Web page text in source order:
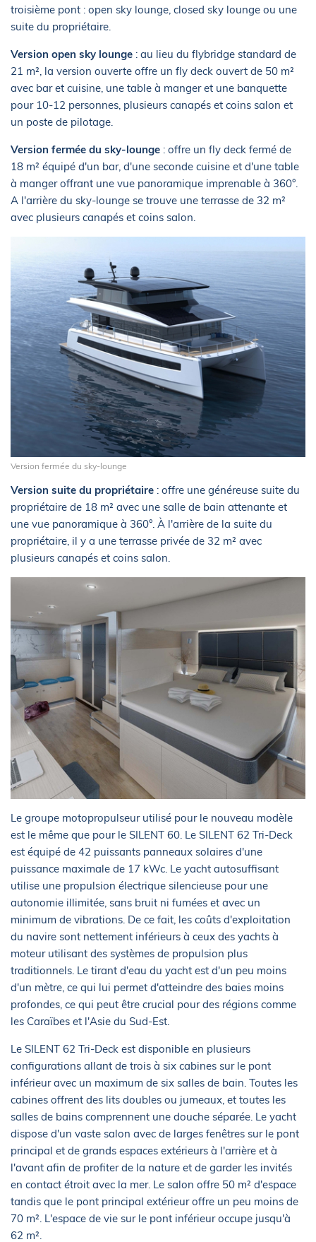
troisième pont : open sky lounge, closed sky lounge ou une
suite du propriétaire.
Version open sky lounge : au lieu du flybridge standard de
21 m², la version ouverte offre un fly deck ouvert de 50 m²
avec bar et cuisine, une table à manger et une banquette
pour 10-12 personnes, plusieurs canapés et coins salon et
un poste de pilotage.
Version fermée du sky-lounge : offre un fly deck fermé de
18 m² équipé d'un bar, d'une seconde cuisine et d'une table
à manger offrant une vue panoramique imprenable à 360°.
A l'arrière du sky-lounge se trouve une terrasse de 32 m²
avec plusieurs canapés et coins salon.
Version fermée du sky-lounge
Version suite du propriétaire : offre une généreuse suite du
propriétaire de 18 m² avec une salle de bain attenante et
une vue panoramique à 360°. À l'arrière de la suite du
propriétaire, il y a une terrasse privée de 32 m² avec
plusieurs canapés et coins salon.
Le groupe motopropulseur utilisé pour le nouveau modèle
est le même que pour le SILENT 60. Le SILENT 62 Tri-Deck
est équipé de 42 puissants panneaux solaires d'une
puissance maximale de 17 kWc. Le yacht autosuffisant
utilise une propulsion électrique silencieuse pour une
autonomie illimitée, sans bruit ni fumées et avec un
minimum de vibrations. De ce fait, les coûts d'exploitation
du navire sont nettement inférieurs à ceux des yachts à
moteur utilisant des systèmes de propulsion plus
traditionnels. Le tirant d'eau du yacht est d'un peu moins
d'un mètre, ce qui lui permet d'atteindre des baies moins
profondes, ce qui peut être crucial pour des régions comme
les Caraïbes et l'Asie du Sud-Est.
Le SILENT 62 Tri-Deck est disponible en plusieurs
configurations allant de trois à six cabines sur le pont
inférieur avec un maximum de six salles de bain. Toutes les
cabines offrent des lits doubles ou jumeaux, et toutes les
salles de bains comprennent une douche séparée. Le yacht
dispose d'un vaste salon avec de larges fenêtres sur le pont
principal et de grands espaces extérieurs à l'arrière et à
l'avant afin de profiter de la nature et de garder les invités
en contact étroit avec la mer. Le salon offre 50 m² d'espace
tandis que le pont principal extérieur offre un peu moins de
70 m². L'espace de vie sur le pont inférieur occupe jusqu'à
62 m².